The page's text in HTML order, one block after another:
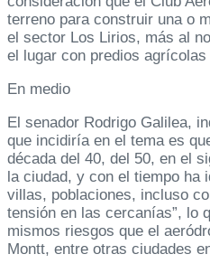
terreno para construir una o
el sector Los Lirios, más al
el lugar con predios
En medio
El senador Rodrigo Galilea,
que incidiría en el tema es
década del 40, del 50, en el
la ciudad, y con el tiempo ha
villas, poblaciones, incluso
tensión en las cercanías”, lo
mismos riesgos que el
Montt, entre otras ciudades